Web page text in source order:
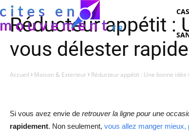
Réducteur appétit :
vous délester
Accueil Maison & Exterieur Réducteur appétit : Une bonne
Si vous avez envie de retrouver la ligne pour une
rapidement. Non seulement, vous allez manger mieux,